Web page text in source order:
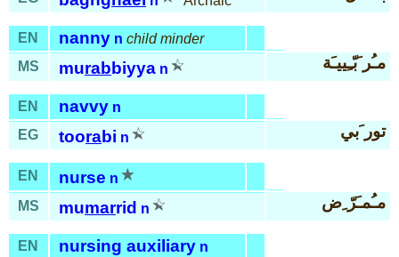
EN nanny n child minder
MS
murabbiyya n مـُر َبّـِييـَة
EN navvy n
EG
toorabi n تور َبي
EN nurse n
MS
mumarrid n مـُمـَرّ ِض
EN nursing auxiliary n